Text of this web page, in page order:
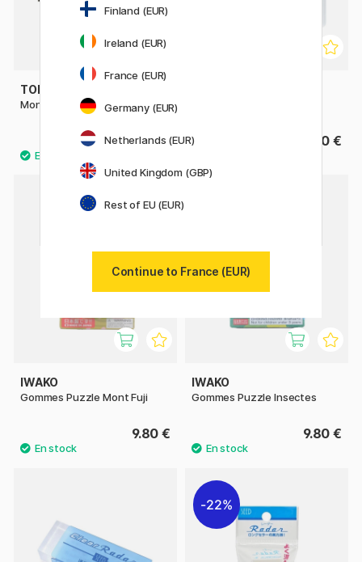
TOMBOW
Mono Dust Catch Gomme
2.90 € 1.80 €
IWAKO
Gommes Puzzle Mont Fuji
9.80 €
IWAKO
Gommes Puzzle Insectes
9.80 €
22%
Finland (EUR)
Ireland (EUR)
France (EUR)
Germany (EUR)
Netherlands (EUR)
United Kingdom (GBP)
Rest of EU (EUR)
Continue to France (EUR)